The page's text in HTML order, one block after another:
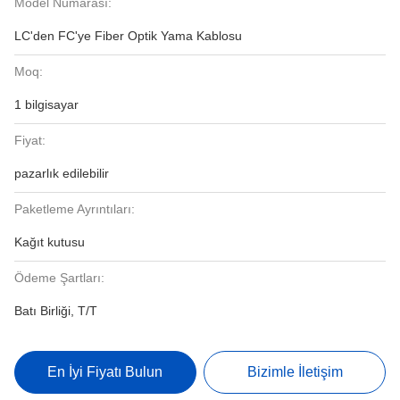
LC'den FC'ye Fiber Optik Yama Kablosu
Moq:
1 bilgisayar
Fiyat:
pazarlık edilebilir
Paketleme Ayrıntıları:
Kağıt kutusu
Ödeme Şartları:
Batı Birliği, T/T
En İyi Fiyatı Bulun Bizimle İletişim